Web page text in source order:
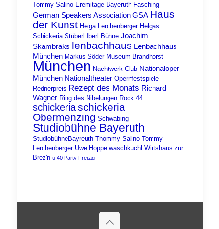
Tommy Salino Eremitage Bayeruth Fasching
German Speakers Association GSA Haus
der Kunst Helga Lerchenberger Helgas
Schickeria Stüberl Iberl Bühne Joachim
Skambraks lenbachhaus Lenbachhaus
München Markus Söder Museum Brandhorst
München Nachtwerk Club Nationaloper
München Nationaltheater Opernfestspiele
Rednerpreis Rezept des Monats Richard
Wagner Ring des Nibelungen Rock 44
schickeria schickeria
Obermenzing Schwabing
Studiobühne Bayeruth
StudiobühneBayreuth Thommy Salino Tommy
Lerchenberger Uwe Hoppe waschkuchl Wirtshaus zur
Brez'n ü 40 Party Freitag